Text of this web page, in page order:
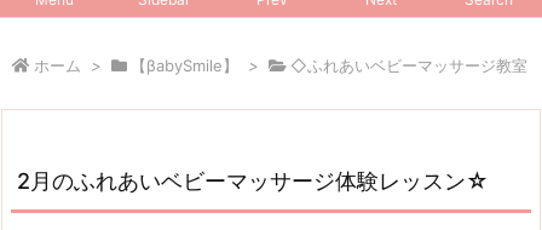
ホーム > 【βabySmile】 > ◇ふれあいベビーマッサージ教室
2月のふれあいベビーマッサージ体験レッスン☆